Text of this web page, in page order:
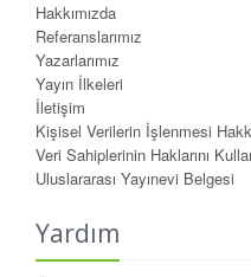
Hakkımızda
Referanslarımız
Yazarlarımız
Yayın İlkeleri
İletişim
Kişisel Verilerin İşlenmesi
Veri Sahiplerinin Haklarını
Uluslararası Yayınevi Belgesi
Yardım